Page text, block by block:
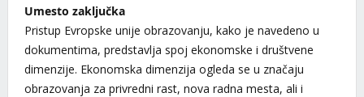
Umesto zaključka
Pristup Evropske unije obrazovanju, kako je navedeno u
dokumentima, predstavlja spoj ekonomske i društvene
dimenzije. Ekonomska dimenzija ogleda se u značaju
obrazovanja za privredni rast, nova radna mesta, ali i